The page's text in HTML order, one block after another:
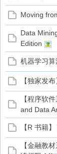
Moving
Data
Edition
机器学习
【独家发
【程序软
and Data
【R 书籍
【金融教